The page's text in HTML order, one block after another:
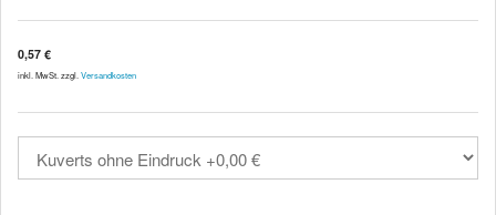
0,57 €
inkl. MwSt. zzgl. Versandkosten